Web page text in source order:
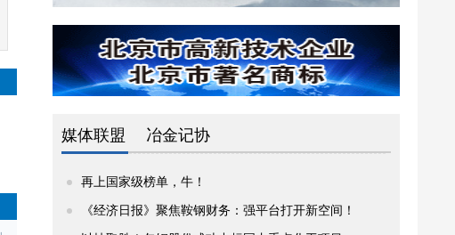
媒体联盟 冶金记协
再上国家级榜单，牛！
《经济日报》聚焦鞍钢财务：强平台打开新空间！